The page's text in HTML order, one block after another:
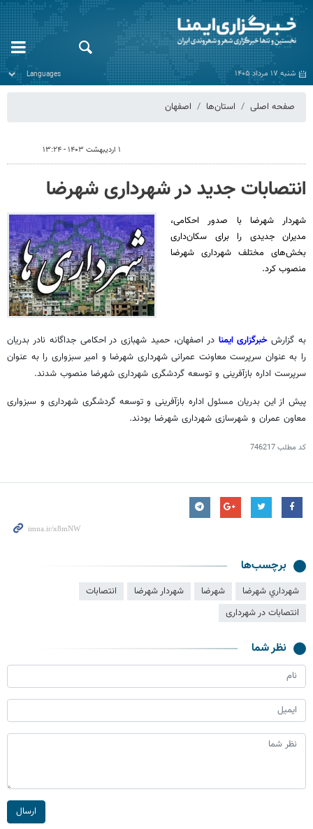
شنبه ۱۷ مرداد ۱۴۰۵
صفحه اصلی استان‌ها اصفهان
۱ اردیبهشت ۱۴۰۳ - ۱۳:۲۴
انتصابات جدید در شهرداری شهرضا
شهردار شهرضا با صدور احکامی،
مدیران جدیدی را برای سکان‌داری
بخش‌های مختلف شهرداری شهرضا
منصوب کرد.
به گزارشخبرگزاری ایمنا در اصفهان، حمید شهبازی در احکامی جداگانه نادر بدریان
را به عنوان سرپرست معاونت عمرانی شهرداری شهرضا و امیر سبزواری را به عنوان
سرپرست اداره بازآفرینی و توسعه گردشگری شهرداری شهرضا منصوب شدند.
پیش از این بدریان مسئول اداره بازآفرینی و توسعه گردشگری شهرداری و سبزواری
معاون عمران و شهرسازی شهرداری شهرضا بودند.
کد مطلب746217
برچسب‌ها
شهرداري شهرضا شهرضا شهردار شهرضا
انتصابات
انتصابات در شهرداری
نظر شما
ارسال